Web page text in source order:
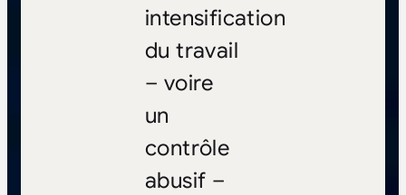
intensification
du travail
– voire
un
contrôle
abusif –